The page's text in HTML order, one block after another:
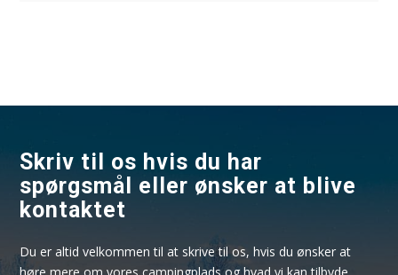
Skriv til os hvis du har
spørgsmål eller ønsker at blive
kontaktet
Du er altid velkommen til at skrive til os, hvis du ønsker at